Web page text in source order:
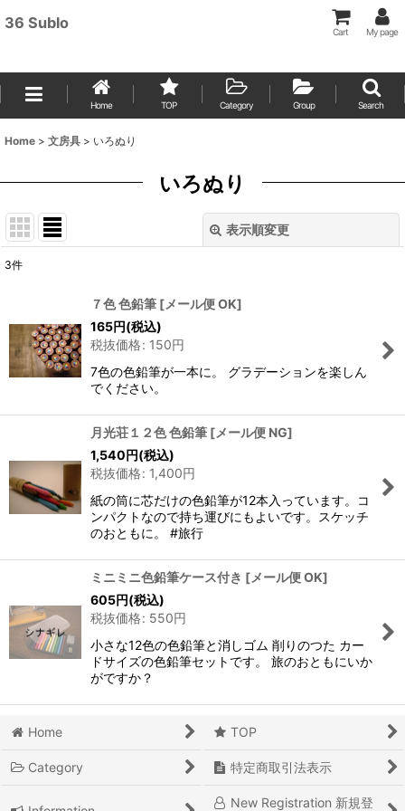
36 Sublo
Cart My page
Home TOP Category Group Search
Home > 文房具 > いろぬり
いろぬり
表示順変更
並び順:
絞り込む
3件
７色 色鉛筆 [メール便 OK]
165円(税込)
税抜価格: 150円
7色の色鉛筆が一本に。 グラデーションを楽しん
でください。
月光荘１２色 色鉛筆 [メール便 NG]
1,540円(税込)
税抜価格: 1,400円
紙の筒に芯だけの色鉛筆が12本入っています。コ
ンパクトなので持ち運びにもよいです。スケッチ
のおともに。 #旅行
ミニミニ色鉛筆ケース付き [メール便 OK]
605円(税込)
税抜価格: 550円
小さな12色の色鉛筆と消しゴム 削りのつた カー
ドサイズの色鉛筆セットです。 旅のおともにいか
がですか？
Home TOP
Category 特定商取引法表示
New Registration 新規登